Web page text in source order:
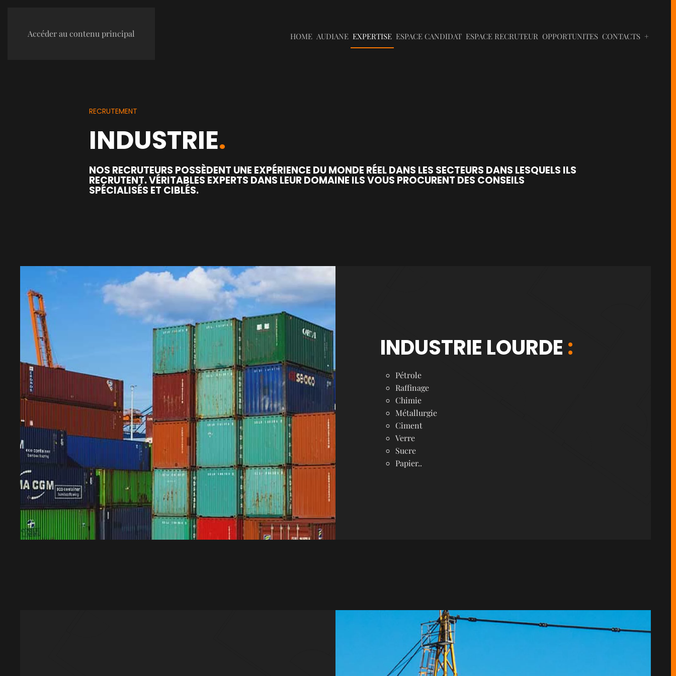
Accéder au contenu principal HOME AUDIANE EXPERTISE ESPACE CANDIDAT ESPACE RECRUTEUR OPPORTUNITES CONTACTS +
RECRUTEMENT
INDUSTRIE.
NOS RECRUTEURS POSSÈDENT UNE EXPÉRIENCE DU MONDE RÉEL DANS LES SECTEURS DANS LESQUELS ILS
RECRUTENT. VÉRITABLES EXPERTS DANS LEUR DOMAINE ILS VOUS PROCURENT DES CONSEILS
SPÉCIALISÉS ET CIBLÉS.
INDUSTRIE LOURDE :
Pétrole
Raffinage
Chimie
Métallurgie
Ciment
Verre
Sucre
Papier..